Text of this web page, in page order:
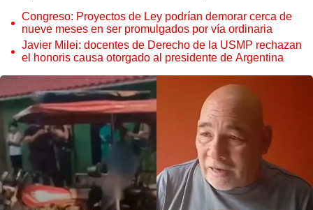
Congreso: Proyectos de Ley podrían demorar cerca de
nueve meses en ser promulgados por vía ordinaria
Javier Milei: docentes de Derecho de la USMP rechazan
el honoris causa otorgado al presidente de Argentina